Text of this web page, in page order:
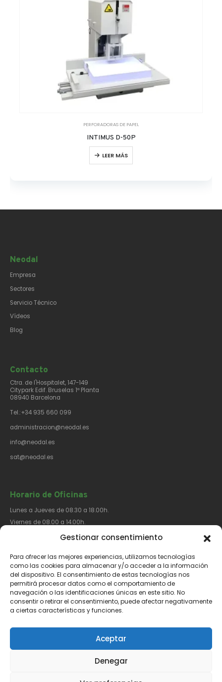
Gestionar consentimiento
Para ofrecer las mejores experiencias, utilizamos tecnologías
como las cookies para almacenar y/o acceder a la información
del dispositivo. El consentimiento de estas tecnologías nos
permitirá procesar datos como el comportamiento de
navegación o las identificaciones únicas en este sitio. No
consentir o retirar el consentimiento, puede afectar negativamente
a ciertas características y funciones.
Aceptar
Denegar
PERFORADORAS DE PAPEL
INTIMUS D-50P
LEER MÁS
Neodal
Empresa
Sectores
Servicio Técnico
Vídeos
Blog
Contacto​
Ctra. de l'Hospitalet, 147-149
Citypark Edif. Bruselas 1ª Planta
08940 Barcelona
Tel.:+34 935 660 099
administracion@neodal.es
info@neodal.es
sat@neodal.es
Horario de Oficinas
Lunes a Jueves de 08.30 a 18.00h.
Viernes de 08.00 a 14.00h.
Síguenos​
Aviso Legal Política de Privacidad Política de Cookies